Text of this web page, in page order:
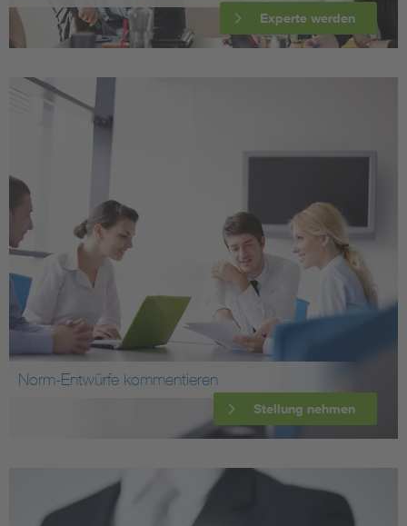
Experte werden
Norm-Entwürfe kommentieren
Stellung nehmen